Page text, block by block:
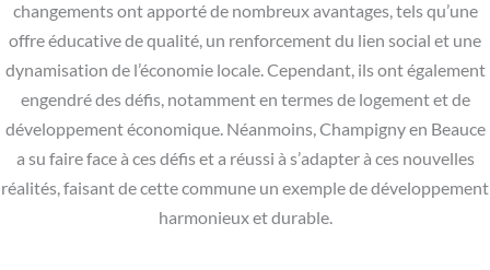
changements ont apporté de nombreux avantages, tels qu’une
offre éducative de qualité, un renforcement du lien social et une
dynamisation de l’économie locale. Cependant, ils ont également
engendré des défis, notamment en termes de logement et de
développement économique. Néanmoins, Champigny en Beauce
a su faire face à ces défis et a réussi à s’adapter à ces nouvelles
réalités, faisant de cette commune un exemple de développement
harmonieux et durable.